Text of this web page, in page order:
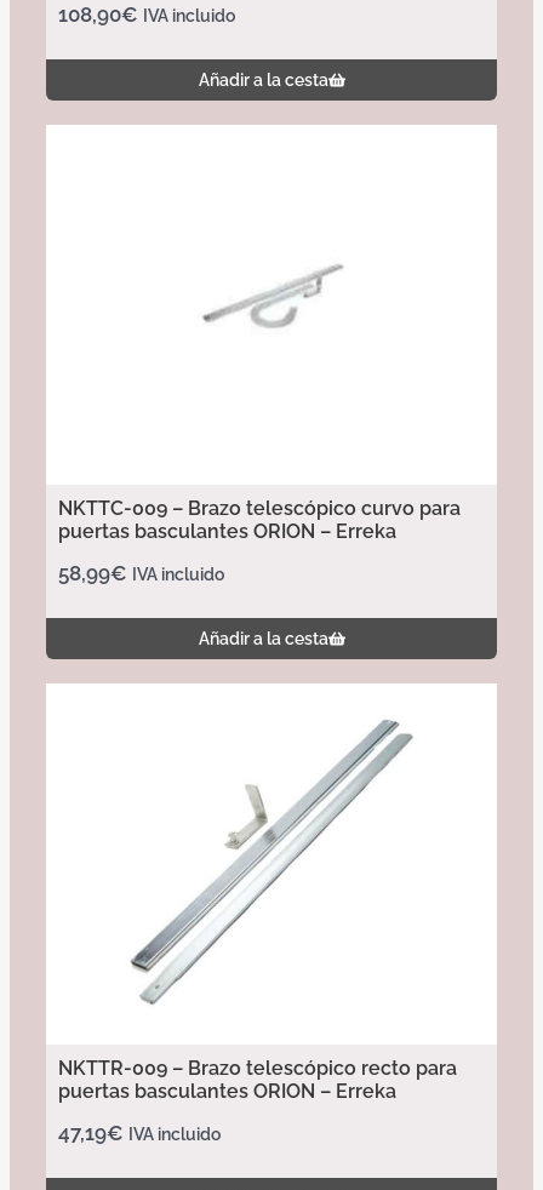
108,90€ IVA incluido
Añadir a la cesta
NKTTC-009 – Brazo telescópico curvo para
puertas basculantes ORION – Erreka
58,99€ IVA incluido
Añadir a la cesta
NKTTR-009 – Brazo telescópico recto para
puertas basculantes ORION – Erreka
47,19€ IVA incluido